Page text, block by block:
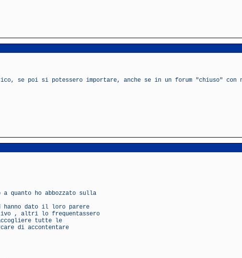
se poi si potessero importare, anche se in un forum "chiuso" con
quanto ho abbozzato sulla
dato il loro parere
, altri lo frequentassero
tutte le
di accontentare